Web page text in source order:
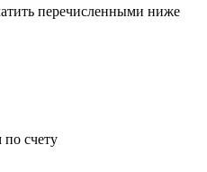
перечисленными ниже
счету